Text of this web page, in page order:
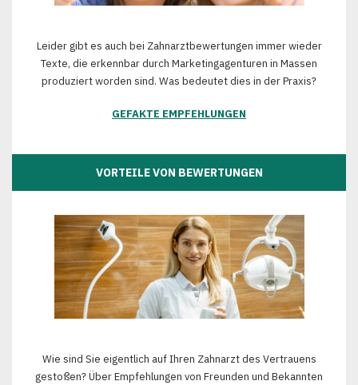
Leider gibt es auch bei Zahnarztbewertungen immer wieder
Texte, die erkennbar durch Marketingagenturen in Massen
produziert worden sind. Was bedeutet dies in der Praxis?
GEFAKTE EMPFEHLUNGEN
VORTEILE VON BEWERTUNGEN
Wie sind Sie eigentlich auf Ihren Zahnarzt des Vertrauens
gestoßen? Über Empfehlungen von Freunden und Bekannten